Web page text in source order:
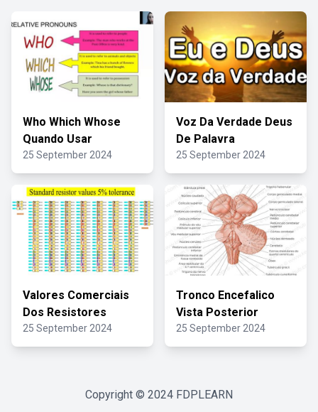
Who Which Whose
Quando Usar
25 September 2024
Voz Da Verdade Deus
De Palavra
25 September 2024
Valores Comerciais
Dos Resistores
25 September 2024
Tronco Encefalico
Vista Posterior
25 September 2024
Copyright © 2024 FDPLEARN